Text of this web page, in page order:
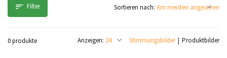
Filter
0 produkte Stimmungsbilder Produktbilder
Anzeigen:
Sortieren nach: